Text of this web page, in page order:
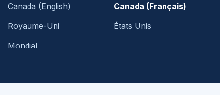
Canada (English)
Canada (Français)
Royaume-Uni
États Unis
Mondial